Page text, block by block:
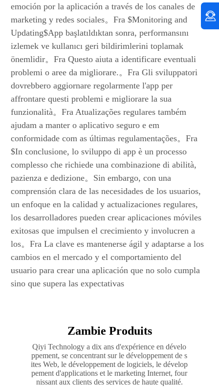
emoción por la aplicación a través de los canales de
marketing y redes sociales。Fra $Monitoring and
Updating$App başlatıldıktan sonra, performansını
izlemek ve kullanıcı geri bildirimlerini toplamak
önemlidir。Fra Questo aiuta a identificare eventuali
problemi o aree da migliorare.。Fra Gli sviluppatori
dovrebbero aggiornare regolarmente l'app per
affrontare questi problemi e migliorare la sua
funzionalità。Fra Atualizações regulares também
ajudam a manter o aplicativo seguro e em
conformidade com as últimas regulamentações。Fra
$In conclusione, lo sviluppo di app è un processo
complesso che richiede una combinazione di abilità,
pazienza e dedizione。Sin embargo, con una
comprensión clara de las necesidades de los usuarios,
un enfoque en la calidad y actualizaciones regulares,
los desarrolladores pueden crear aplicaciones móviles
exitosas que impulsen el crecimiento y involucren a
los。Fra La clave es mantenerse ágil y adaptarse a los
cambios en el mercado y el comportamiento del
usuario para crear una aplicación que no solo cumpla
sino que supera las expectativas
Zambie Produits
Qiyi Technology a dix ans d'expérience en dévelo
ppement, se concentrant sur le développement de s
ites Web, le développement de logiciels, le dévelop
pement d'applications et le marketing Internet, four
nissant aux clients des services de haute qualité.